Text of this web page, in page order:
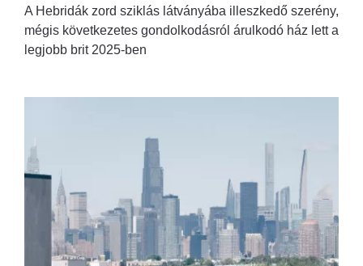
A Hebridák zord sziklás látványába illeszkedő szerény,
mégis következetes gondolkodásról árulkodó ház lett a
legjobb brit 2025-ben